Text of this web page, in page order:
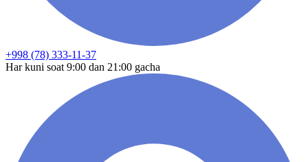
+998 (78) 333-11-37
Har kuni soat 9:00 dan 21:00 gacha